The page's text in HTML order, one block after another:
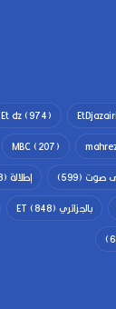
EtDjazairi
Et dz(974)
MBC(207)
صوت (599) إطلالة (378)
بالجزائري ET (848)